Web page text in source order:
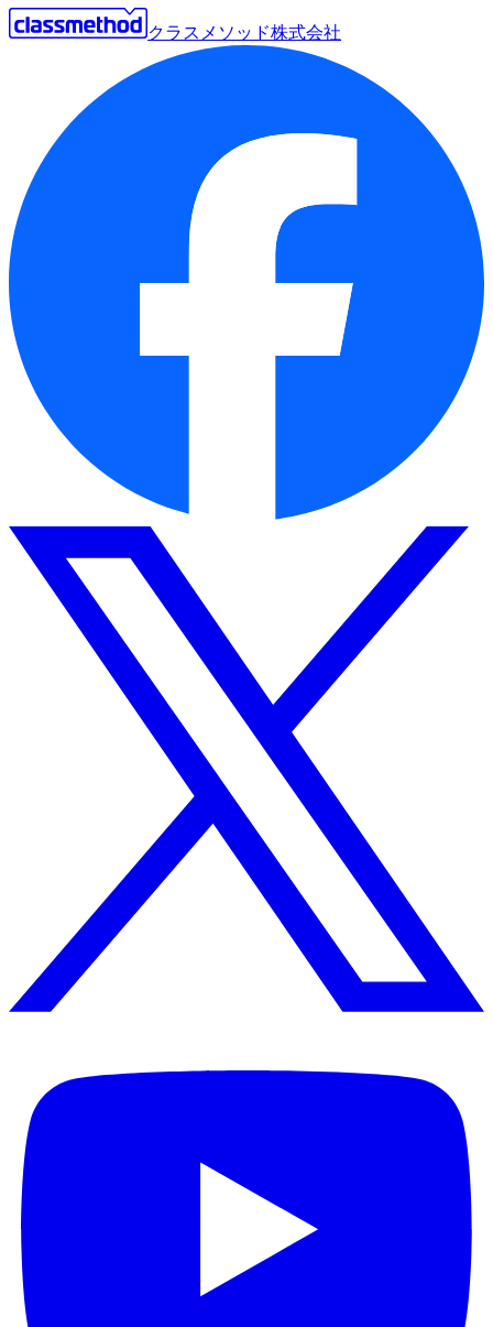
クラスメソッド株式会社